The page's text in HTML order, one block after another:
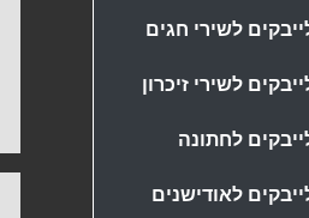
לשירי חגים
לשירי זיכרון
לחתונה
לאודישנים